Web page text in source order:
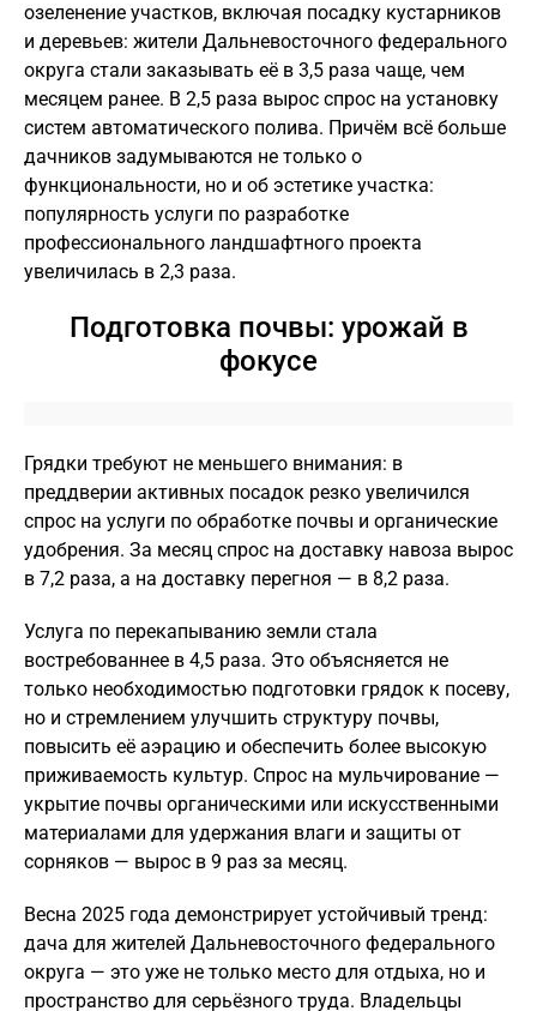
озеленение участков, включая посадку кустарников
и деревьев: жители Дальневосточного федерального
округа стали заказывать её в 3,5 раза чаще, чем
месяцем ранее. В 2,5 раза вырос спрос на установку
систем автоматического полива. Причём всё больше
дачников задумываются не только о
функциональности, но и об эстетике участка:
популярность услуги по разработке
профессионального ландшафтного проекта
увеличилась в 2,3 раза.
Подготовка почвы: урожай в
фокусе
Грядки требуют не меньшего внимания: в
преддверии активных посадок резко увеличился
спрос на услуги по обработке почвы и органические
удобрения. За месяц спрос на доставку навоза вырос
в 7,2 раза, а на доставку перегноя — в 8,2 раза.
Услуга по перекапыванию земли стала
востребованнее в 4,5 раза. Это объясняется не
только необходимостью подготовки грядок к посеву,
но и стремлением улучшить структуру почвы,
повысить её аэрацию и обеспечить более высокую
приживаемость культур. Спрос на мульчирование —
укрытие почвы органическими или искусственными
материалами для удержания влаги и защиты от
сорняков — вырос в 9 раз за месяц.
Весна 2025 года демонстрирует устойчивый тренд:
дача для жителей Дальневосточного федерального
округа — это уже не только место для отдыха, но и
пространство для серьёзного труда. Владельцы